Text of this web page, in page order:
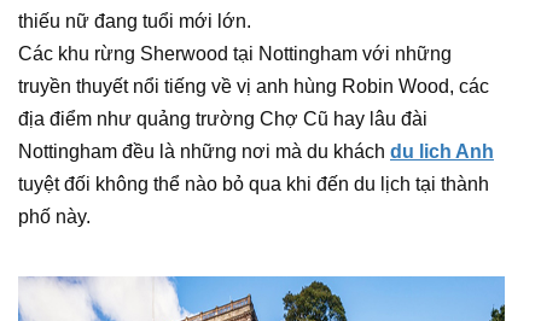
thiếu nữ đang tuổi mới lớn.
Các khu rừng Sherwood tại Nottingham với những
truyền thuyết nổi tiếng về vị anh hùng Robin Wood, các
địa điểm như quảng trường Chợ Cũ hay lâu đài
Nottingham đều là những nơi mà du khách du lich Anh
tuyệt đối không thể nào bỏ qua khi đến du lịch tại thành
phố này.